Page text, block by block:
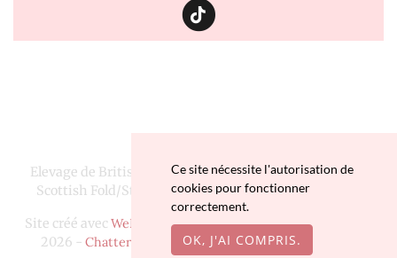
Elevage de British Longhair, Highland Fold/Straight et
Scottish Fold/Straight depuis 2016 situé en Finistère
Site créé avec WeBreed
- Copyright© Chatterie Da Viken
2026 - Chatterie Da Vikensurchat-et-chaton.com
Ce site nécessite l'autorisation de
cookies pour fonctionner
correctement.
OK, J'AI COMPRIS.